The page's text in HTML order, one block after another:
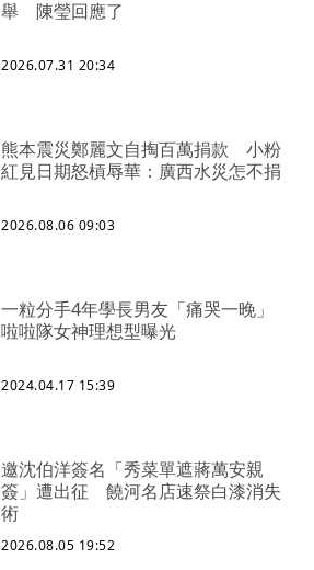
舉 陳瑩回應了
2026.07.31 20:34
熊本震災鄭麗文自掏百萬捐款 小粉
紅見日期怒槓辱華：廣西水災怎不捐
2026.08.06 09:03
一粒分手4年學長男友「痛哭一晚」
啦啦隊女神理想型曝光
2024.04.17 15:39
邀沈伯洋簽名「秀菜單遮蔣萬安親
簽」遭出征 饒河名店速祭白漆消失
術
2026.08.05 19:52